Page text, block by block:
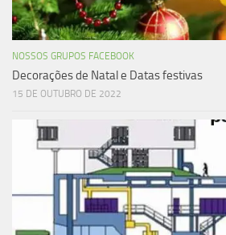
NOSSOS GRUPOS FACEBOOK
Decorações de Natal e Datas festivas
15 DE OUTUBRO DE 2022